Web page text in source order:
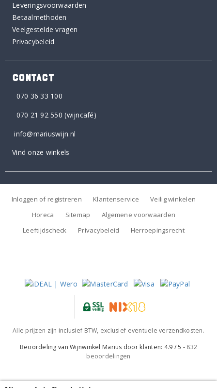
Leveringsvoorwaarden
Betaalmethoden
Veelgestelde vragen
Privacybeleid
CONTACT
070 36 33 100
070 21 92 550 (wijncafé)
info@mariuswijn.nl
Vind onze winkels
Inloggen of registreren Klantenservice
Veilig winkelen
Horeca
Sitemap
Algemene voorwaarden
Leeftijdscheck
Privacybeleid Herroepingsrecht
Alle prijzen zijn inclusief BTW, exclusief eventuele verzendkosten.
Beoordeling vanWijnwinkel Marius door klanten: 4.9 /5 - 832
beoordelingen